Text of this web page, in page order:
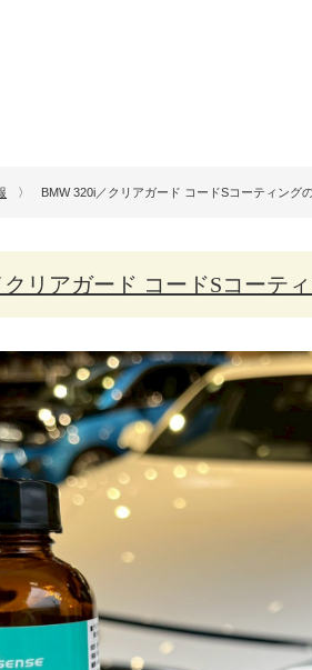
〉 BMW 320i／クリアガード コードSコーティング
クリアガード コードSコーテ